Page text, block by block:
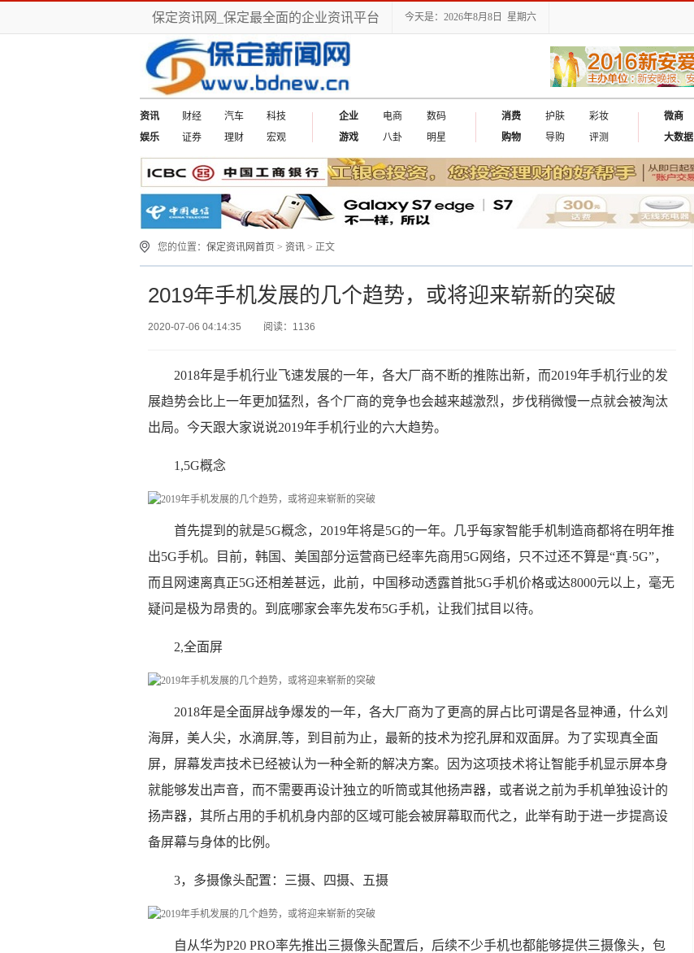
保定资讯网_保定最全面的企业资讯平台 今天是：2026年8月8日 星期六
资讯 财经 汽车
科技
娱乐
证券 理财 宏观
企业 电商
数码
游戏
八卦 明星
消费 护肤
彩妆
购物
导购 评测
微商
大数据
出国
您的位置： 保定资讯网首页 > 资讯 > 正文
2019年手机发展的几个趋势，或将迎来崭新的突破
2020-07-06 04:14:35 阅读：1136
2018年是手机行业飞速发展的一年，各大厂商不断的推陈出新，而2019年手机行业的发
展趋势会比上一年更加猛烈，各个厂商的竞争也会越来越激烈，步伐稍微慢一点就会被淘汰
出局。今天跟大家说说2019年手机行业的六大趋势。
1,5G概念
首先提到的就是5G概念，2019年将是5G的一年。几乎每家智能手机制造商都将在明年推
出5G手机。目前，韩国、美国部分运营商已经率先商用5G网络，只不过还不算是“真·5G”，
而且网速离真正5G还相差甚远，此前，中国移动透露首批5G手机价格或达8000元以上，毫无
疑问是极为昂贵的。到底哪家会率先发布5G手机，让我们拭目以待。
2,全面屏
2018年是全面屏战争爆发的一年，各大厂商为了更高的屏占比可谓是各显神通，什么刘
海屏，美人尖，水滴屏,等，到目前为止，最新的技术为挖孔屏和双面屏。为了实现真全面
屏，屏幕发声技术已经被认为一种全新的解决方案。因为这项技术将让智能手机显示屏本身
就能够发出声音，而不需要再设计独立的听筒或其他扬声器，或者说之前为手机单独设计的
扬声器，其所占用的手机机身内部的区域可能会被屏幕取而代之，此举有助于进一步提高设
备屏幕与身体的比例。
3，多摄像头配置：三摄、四摄、五摄
自从华为P20 PRO率先推出三摄像头配置后，后续不少手机也都能够提供三摄像头，包